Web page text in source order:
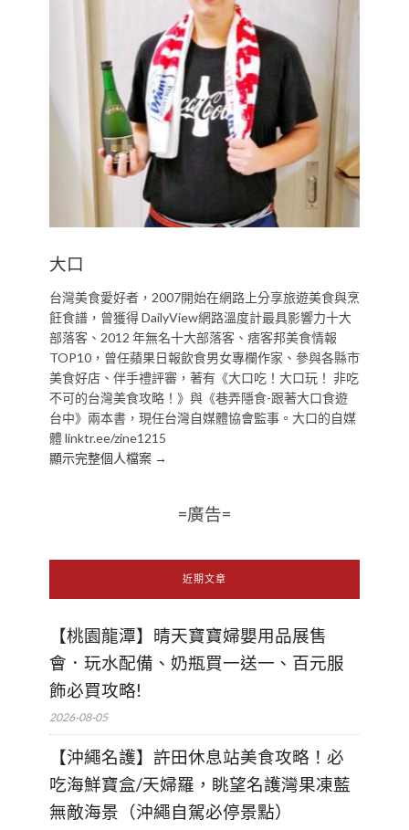
大口
台灣美食愛好者，2007開始在網路上分享旅遊美食與烹
飪食譜，曾獲得 DailyView網路溫度計最具影響力十大
部落客、2012 年無名十大部落客、痞客邦美食情報
TOP10，曾任蘋果日報飲食男女專欄作家、參與各縣市
美食好店、伴手禮評審，著有《大口吃！大口玩！ 非吃
不可的台灣美食攻略！》與《巷弄隱食-跟著大口食遊
台中》兩本書，現任台灣自媒體協會監事。大口的自媒
體 linktr.ee/zine1215
顯示完整個人檔案 →
=廣告=
近期文章
【桃園龍潭】晴天寶寶婦嬰用品展售
會．玩水配備、奶瓶買一送一、百元服
飾必買攻略!
2026-08-05
【沖繩名護】許田休息站美食攻略！必
吃海鮮寶盒/天婦羅，眺望名護灣果凍藍
無敵海景（沖繩自駕必停景點）